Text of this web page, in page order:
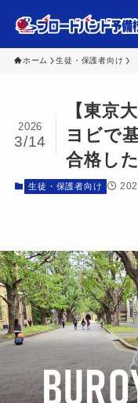
塾・予備校関
生徒･保護者の
ブロードバン
会社概要
新着記事
ホーム 生徒・保護者向け
【東京
ヨビで
合格し
2026
3/14
生徒・保護者向け